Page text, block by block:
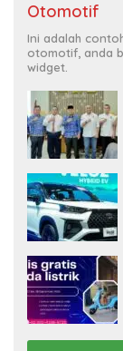
Otomotif
Ini adalah
otomotif, anda
widget.